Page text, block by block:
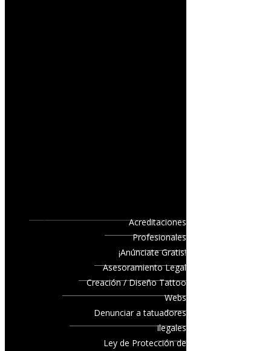
Acreditaciones
Profesionales
¡Anúnciate Gratis!
Asesoramiento Legal
Creación / Diseño Tattoo
Webs
Denunciar a tatuadores
ilegales
Ley de Protección de